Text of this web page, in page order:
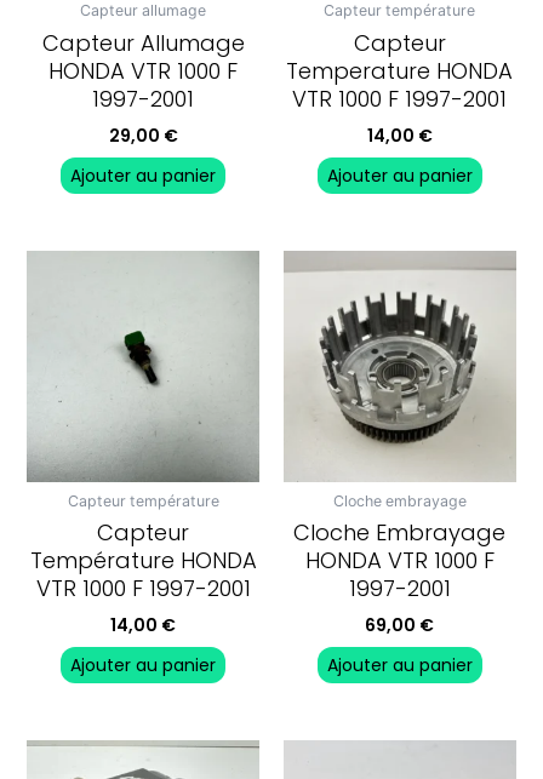
Capteur allumage
Capteur Allumage
HONDA VTR 1000 F
1997-2001
29,00 €
Ajouter au panier
Capteur température
Capteur
Temperature HONDA
VTR 1000 F 1997-2001
14,00 €
Ajouter au panier
Capteur température
Capteur
Température HONDA
VTR 1000 F 1997-2001
14,00 €
Ajouter au panier
Cloche embrayage
Cloche Embrayage
HONDA VTR 1000 F
1997-2001
69,00 €
Ajouter au panier